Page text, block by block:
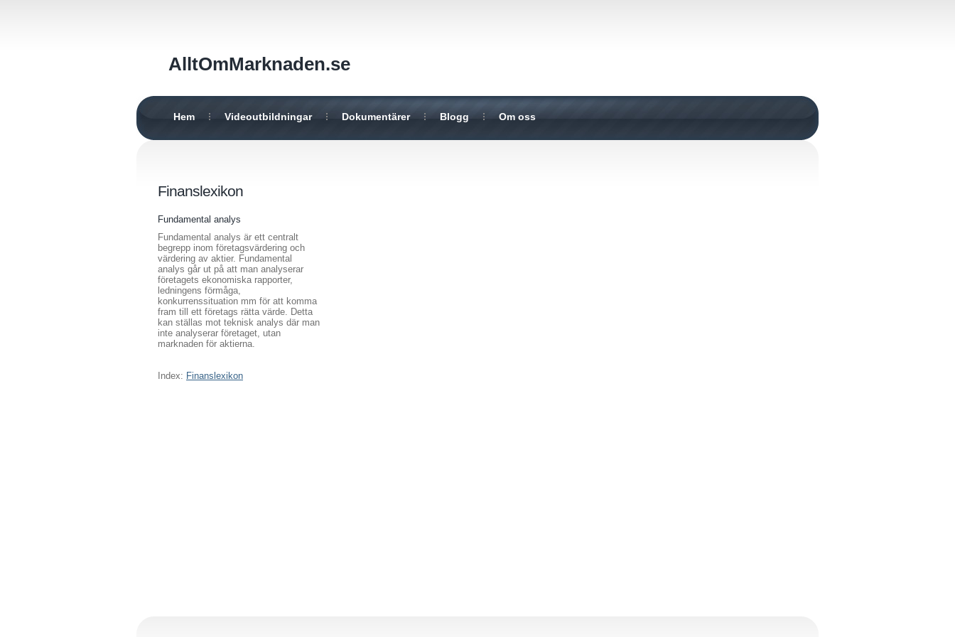
AlltOmMarknaden.se
Hem Videoutbildningar Dokumentärer Blogg Om oss
Finanslexikon
Fundamental analys
Fundamental analys är ett centralt
begrepp inom företagsvärdering och
värdering av aktier. Fundamental
analys går ut på att man analyserar
företagets ekonomiska rapporter,
ledningens förmåga,
konkurrenssituation mm för att komma
fram till ett företags rätta värde. Detta
kan ställas mot teknisk analys där man
inte analyserar företaget, utan
marknaden för aktierna.
Index: Finanslexikon